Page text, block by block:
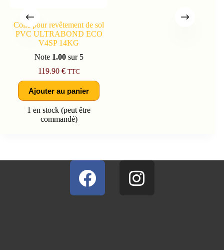
Colle pour revêtement de sol
PVC ULTRABOND ECO
V4SP 14KG
Note 1.00sur 5
119.90 € TTC
Ajouter au panier
1 en stock (peut être
commandé)